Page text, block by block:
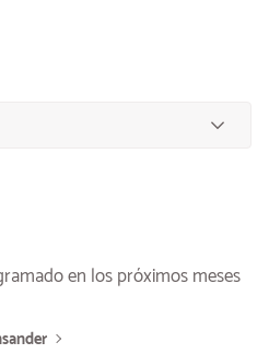
en los próximos meses